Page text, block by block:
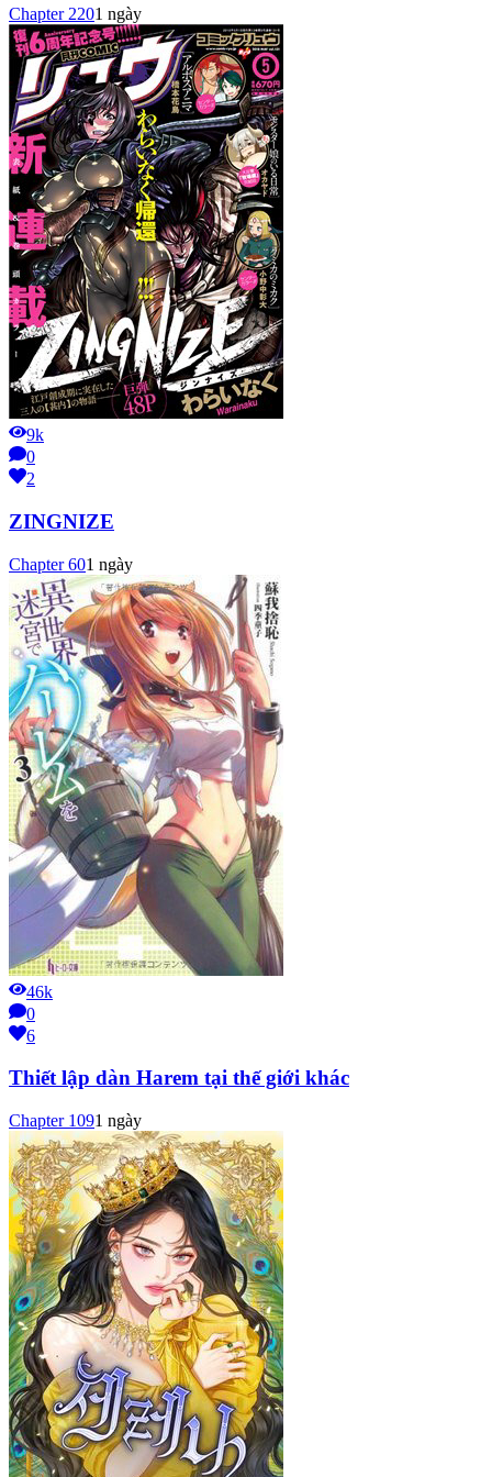
Chapter 2201 ngày
9k
0
2
ZINGNIZE
Chapter601 ngày
46k
0
6
Thiết lập dàn Harem tại thế giới khác
Chapter 1091 ngày